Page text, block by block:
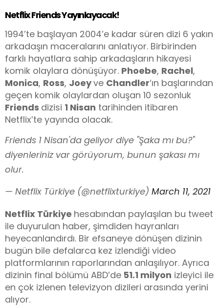
Netflix Friends Yayınlayacak!
1994’te başlayan 2004’e kadar süren dizi 6 yakın
arkadaşın maceralarını anlatıyor. Birbirinden
farklı hayatlara sahip arkadaşların hikayesi
komik olaylara dönüşüyor. Phoebe, Rachel,
Monica, Ross, Joeyve Chandler‘ın başlarından
geçen komik olaylardan oluşan 10 sezonluk
Friends dizisi 1 Nisan tarihinden itibaren
Netflix’te yayında olacak.
Friends 1 Nisan'da geliyor diye "Şaka mı bu?"
diyenleriniz var görüyorum, bunun şakası mı
olur.
— Netflix Türkiye (@netflixturkiye) March 11, 2021
Netflix Türkiye hesabından paylaşılan bu tweet
ile duyurulan haber, şimdiden hayranları
heyecanlandırdı. Bir efsaneye dönüşen dizinin
bugün bile defalarca kez izlendiği video
platformlarının raporlarından anlaşılıyor. Ayrıca
dizinin final bölümü ABD’de 51.1 milyon izleyici ile
en çok izlenen televizyon dizileri arasında yerini
alıyor.